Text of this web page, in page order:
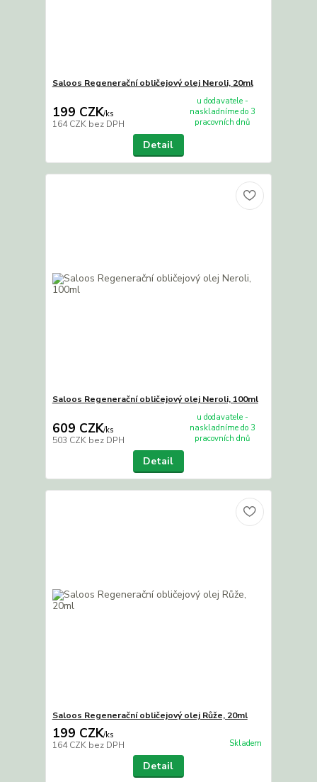
Saloos Regenerační obličejový olej Neroli, 20ml
199 CZK/ks
164 CZK bez DPH
u dodavatele -
naskladníme do 3
pracovních dnů
Detail
Saloos Regenerační obličejový olej Neroli, 100ml
609 CZK/ks
503 CZK bez DPH
u dodavatele -
naskladníme do 3
pracovních dnů
Detail
Saloos Regenerační obličejový olej Růže, 20ml
199 CZK/ks
164 CZK bez DPH Skladem
Detail